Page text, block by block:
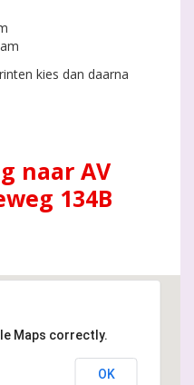
kies dan daarna
naar AV
134B
Maps correctly.
OK